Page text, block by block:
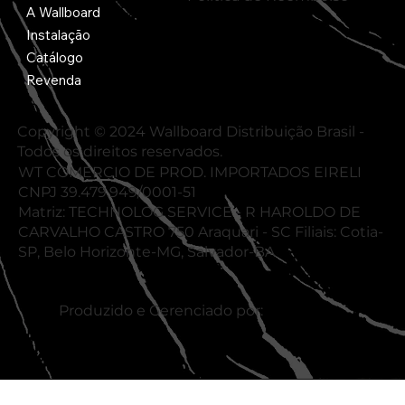
Produzido e Gerenciado por:
A Wallboard
Instalação
Catálogo
Revenda
Copyright © 2024 Wallboard Distribuição Brasil -
Todos os direitos reservados.
WT COMERCIO DE PROD. IMPORTADOS EIRELI
CNPJ 39.479.949/0001-51
Matriz: TECHNOLOG SERVICE - R HAROLDO DE
CARVALHO CASTRO 750 Araquari - SC Filiais: Cotia-
SP, Belo Horizonte-MG, Salvador-BA